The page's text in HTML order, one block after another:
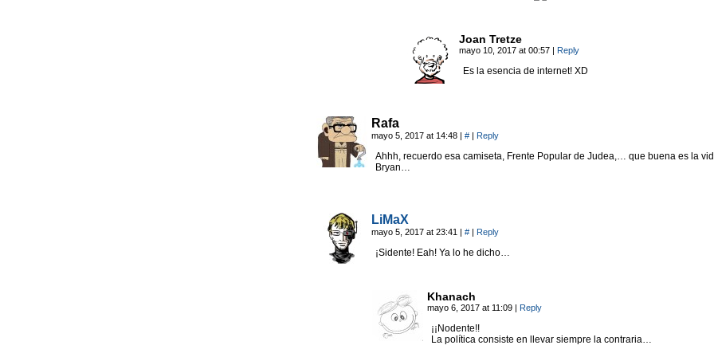
Joan Tretze
mayo 10, 2017 at 00:57 | Reply
Es la esencia de internet! XD
Rafa
mayo 5, 2017 at 14:48 | # | Reply
Ahhh, recuerdo esa camiseta, Frente Popular de Judea,… que buena es la
Bryan…
LiMaX
mayo 5, 2017 at 23:41 | # | Reply
¡Sidente! Eah! Ya lo he dicho…
Khanach
mayo 6, 2017 at 11:09 | Reply
¡¡Nodente!!
La política consiste en llevar siempre la contraria…